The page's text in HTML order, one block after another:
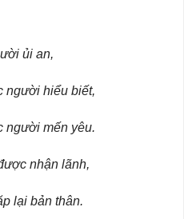
ủi an,
người hiểu biết,
người mến yêu.
nhận lãnh,
lại bản thân.